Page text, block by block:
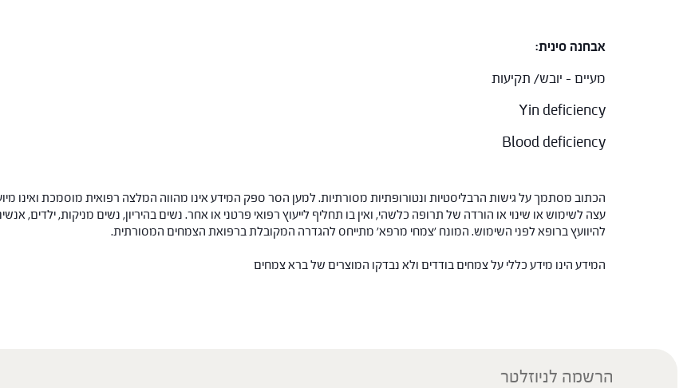
אבחנה סינית:
מעיים – יובש/ תקיעות
Yin deficiency
Blood deficiency
הכתוב מסתמך על גישות הרבליסטיות ונטורופתיות מסורתיות. למען הסר ספק המידע אינו מהווה המלצה רפואית מוסמכת ואינו
עצה לשימוש או שינוי או הורדה של תרופה כלשהי, ואין בו תחליף לייעוץ רפואי פרטני או אחר. נשים בהיריון, נשים מניקות, ילדים,
להיוועץ ברופא לפני השימוש. המונח 'צמחי מרפא' מתייחס להגדרה המקובלת ברפואת הצמחים המסורתית.
המידע הינו מידע כללי על צמחים בודדים ולא נבדקו המוצרים של ברא צמחים
הרשמה לניוזלטר